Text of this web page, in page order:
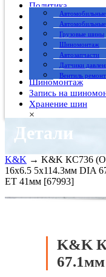
Грузовые шины
Шиномонтаж
Автозапчасти
Датчики
Вентиль
Политика
Публичный
О нас
Оплата
Доставка
Вакансии
Гарантия
Шиномонтаж
Запись на
Хранение шин
×
Детали
K&K → K&K КС736
16x6.5 5x114.3мм DIA
ET 41мм [67993]
K&K